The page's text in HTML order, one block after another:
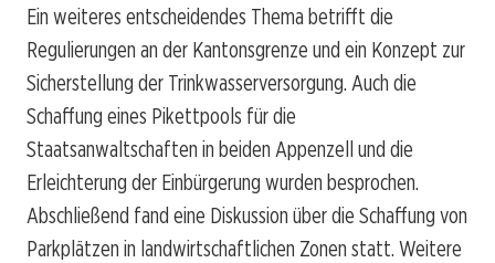
Ein weiteres entscheidendes Thema betrifft die
Regulierungen an der Kantonsgrenze und ein Konzept zur
Sicherstellung der Trinkwasserversorgung. Auch die
Schaffung eines Pikettpools für die
Staatsanwaltschaften in beiden Appenzell und die
Erleichterung der Einbürgerung wurden besprochen.
Abschließend fand eine Diskussion über die Schaffung von
Parkplätzen in landwirtschaftlichen Zonen statt. Weitere